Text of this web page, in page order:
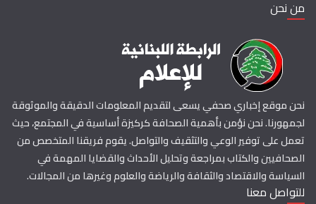
من نحن
نحن موقع إخباري صحفي يسعى لتقديم المعلومات الدقيقة والموثوقة
لجمهورنا. نحن نؤمن بأهمية الصحافة كركيزة أساسية في المجتمع، حيث
تعمل على توفير الوعي والتثقيف والتواصل. يقوم فريقنا المتخصص من
الصحافيين والكتاب بمراجعة وتحليل الأحداث والقضايا المهمة في
السياسة والاقتصاد والثقافة والرياضة والعلوم وغيرها من المجالات.
للتواصل معنا